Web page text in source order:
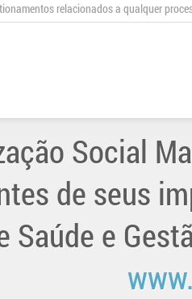
relacionados a qualquer
Social
de seus
Saúde e